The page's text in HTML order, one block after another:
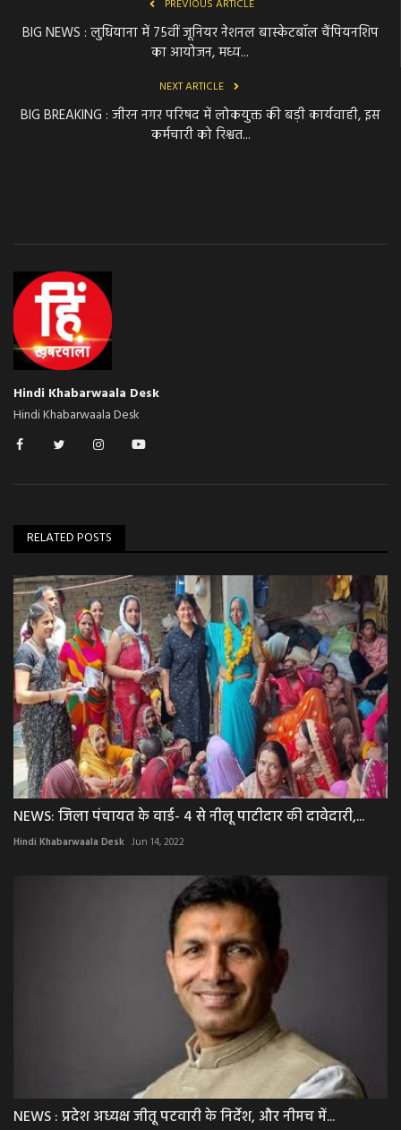
PREVIOUS ARTICLE
BIG NEWS : लुधियाना में 75वीं जूनियर नेशनल बास्केटबॉल चैंपियनशिप
का आयोजन, मध्य...
NEXT ARTICLE
BIG BREAKING : जीरन नगर परिषद में लोकयुक्त की बड़ी कार्यवाही, इस
कर्मचारी को रिश्वत...
Hindi Khabarwaala Desk
Hindi Khabarwaala Desk
RELATED POSTS
NEWS: जिला पंचायत के वार्ड- 4 से नीलू पाटीदार की दावेदारी,...
Hindi Khabarwaala Desk Jun 14, 2022
NEWS : प्रदेश अध्यक्ष जीतू पटवारी के निर्देश, और नीमच में...